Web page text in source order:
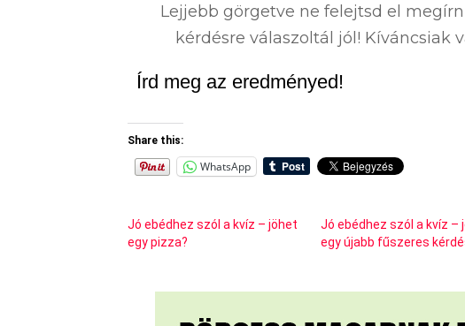
Lejjebb görgetve ne felejtsd el
kérdésre válaszoltál jól! Kíváncsiak
Írd meg az eredményed!
Share this:
WhatsApp
Jó ebédhez szól a kvíz – jöhet
egy pizza?
Jó ebédhez szól a kvíz –
egy újabb fűszeres